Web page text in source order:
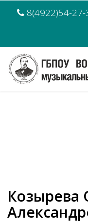
8(4922)54-27-
Козырева